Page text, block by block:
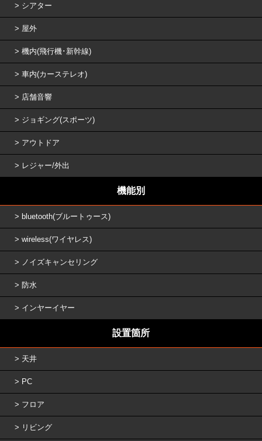
シアター
屋外
機内(飛行機･新幹線)
車内(カーステレオ)
店舗音響
ジョギング(スポーツ)
アウトドア
レジャー/外出
機能別
bluetooth(ブルートゥース)
wireless(ワイヤレス)
ノイズキャンセリング
防水
インヤーイヤー
設置箇所
天井
PC
フロア
リビング